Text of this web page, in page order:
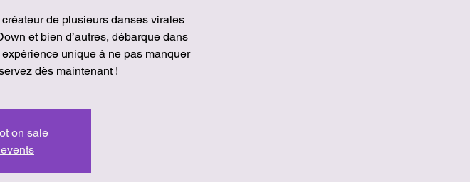
de plusieurs danses virales
et bien d’autres, débarque dans
unique à ne pas manquer
dès maintenant !
on sale